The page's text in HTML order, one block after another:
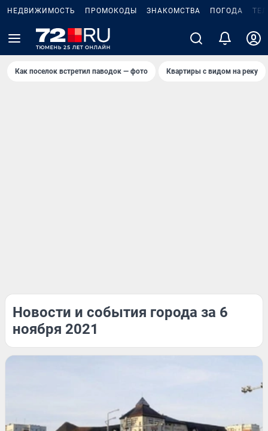
НЕДВИЖИМОСТЬ ПРОМОКОДЫ ЗНАКОМСТВА ПОГОДА
Как поселок встретил паводок — фото Квартиры с видом на реку
Новости и события города за 6
ноября 2021